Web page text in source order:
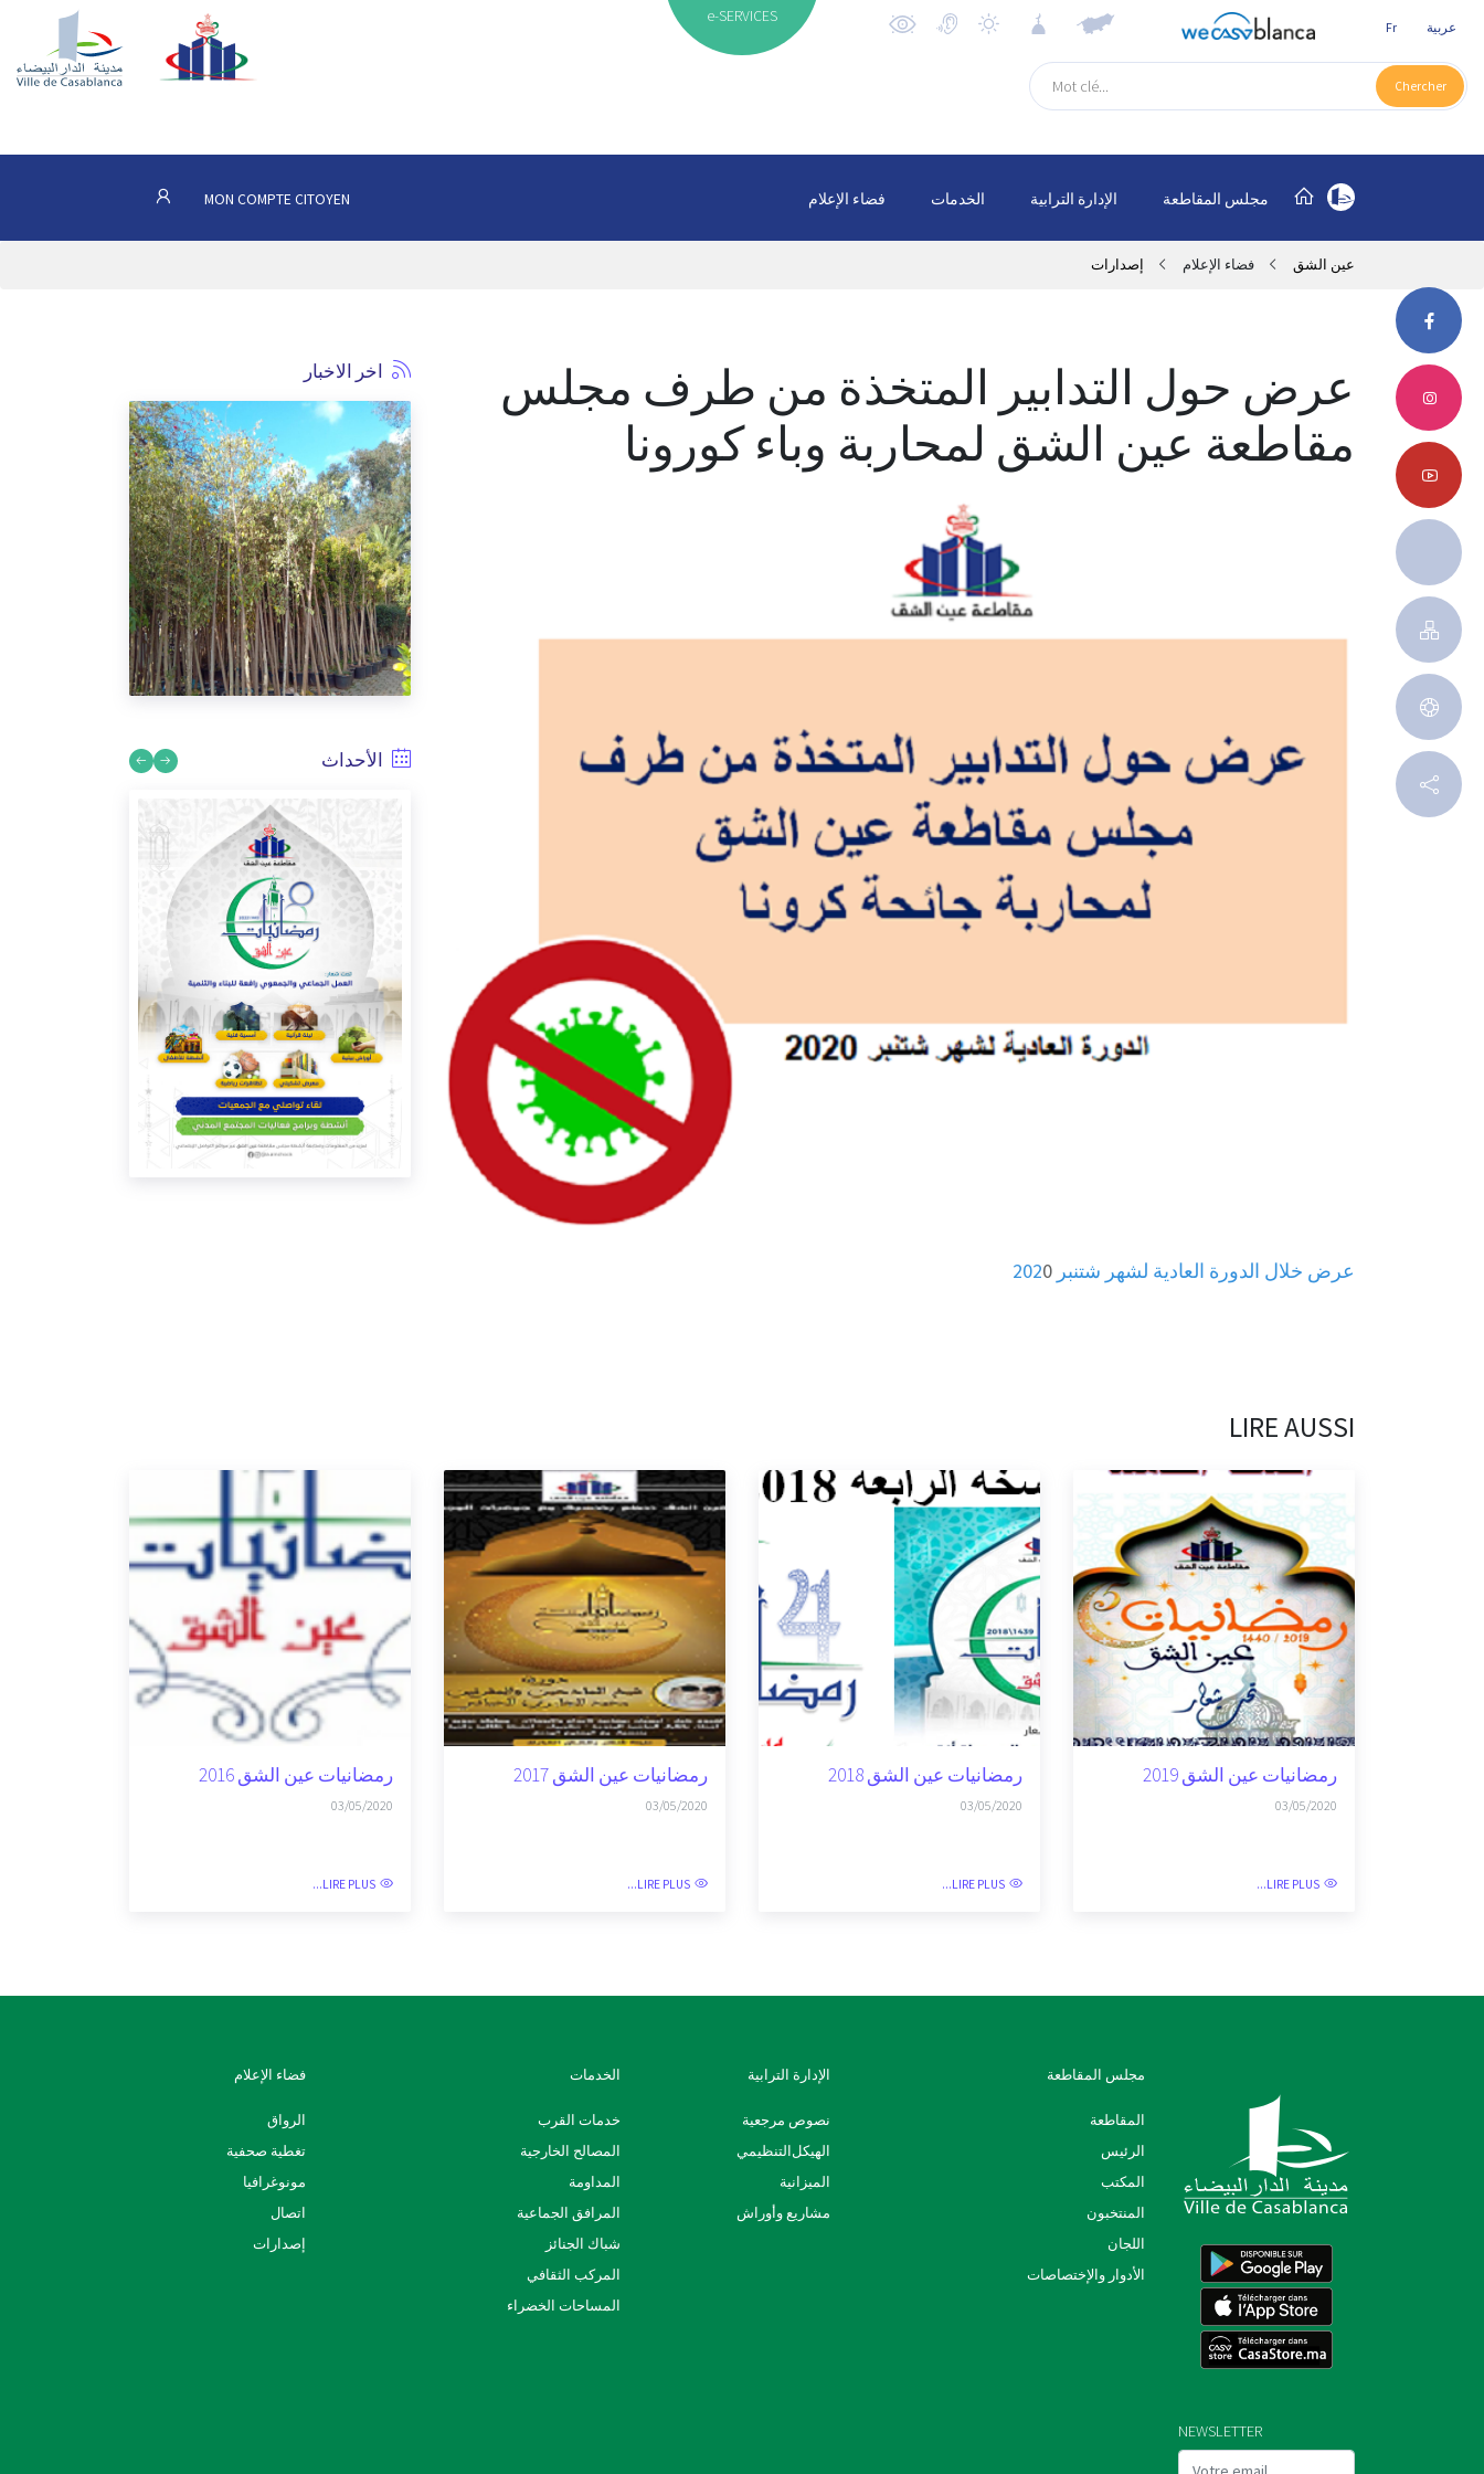
e-SERVICES
Fr عربية
Chercher
مجلس المقاطعة الإدارة الترابية الخدمات فضاء الإعلام MON COMPTE CITOYEN
عين الشق فضاء الإعلام إصدارات
عرض حول التدابير المتخذة من طرف مجلس
مقاطعة عين الشق لمحاربة وباء كورونا
عرض خلال الدورة العادية لشهر شتنبر 202 0
اخر الاخبار
مقاطعة عين الشق، انطلاقة عملية
3/13/2026
الأحداث
LIRE AUSSI
رمضانيات عين الشق 2019
03/05/2020
LIRE PLUS...
رمضانيات عين الشق 2018
03/05/2020
LIRE PLUS...
رمضانيات عين الشق 2017
03/05/2020
LIRE PLUS...
رمضانيات عين الشق 2016
03/05/2020
LIRE PLUS...
NEWSLETTER
مجلس المقاطعة
المقاطعة
الرئيس
المكتب
المنتخبون
اللجان
الأدوار والإختصاصات
الإدارة الترابية
نصوص مرجعية
اﻟﻬﯿﻜﻞاﻟﺘﻨﻈﯿﻤﻲ
الميزانية
مشاريع وأوراش
الخدمات
خدمات القرب
المصالح الخارجية
المداومة
المرافق الجماعية
شباك الجنائز
المركب الثقافي
المساحات الخضراء
فضاء الإعلام
الرواق
تغطية صحفية
مونوغرافيا
اتصال
إصدارات